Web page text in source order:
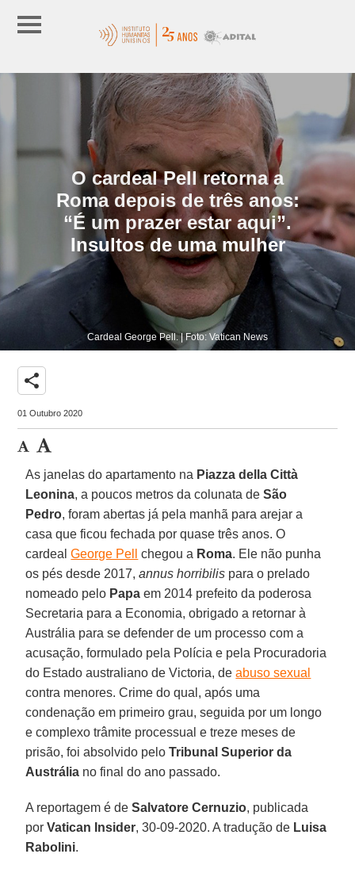
O cardeal Pell retorna a
Roma depois de três anos:
“É um prazer estar aqui”.
Insultos de uma mulher
Cardeal George Pell. | Foto: Vatican News
share
01 Outubro 2020
As janelas do apartamento na Piazza della Città
Leonina, a poucos metros da colunata deSão
Pedro, foram abertas já pela manhã para arejar a
casa que ficou fechada por quase três anos. O
cardealGeorge Pell chegou a Roma. Ele não punha
os pés desde 2017,annus horribilis para o prelado
nomeado pelo Papa em 2014 prefeito da poderosa
Secretaria para a Economia, obrigado a retornar à
Austrália para se defender de um processo com a
acusação, formulado pela Polícia e pela Procuradoria
do Estado australiano de Victoria, deabuso sexual
contra menores. Crime do qual, após uma
condenação em primeiro grau, seguida por um longo
e complexo trâmite processual e treze meses de
prisão, foi absolvido peloTribunal Superior da
Austrália no final do ano passado.
A reportagem é deSalvatore Cernuzio, publicada
porVatican Insider, 30-09-2020. A tradução de Luisa
Rabolini.